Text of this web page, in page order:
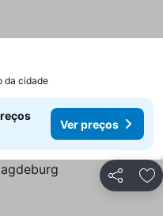
da cidade
Ver preços
Partilhar